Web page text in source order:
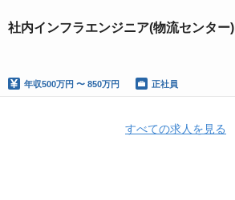
社内インフラエンジニア(物流センター)
年収500万円 〜 850万円 正社員
すべての求人を見る